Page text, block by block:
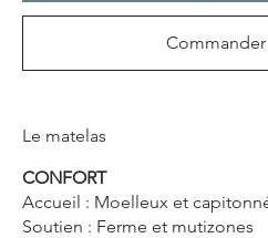
Le matelas
CONFORT
Accueil : Moelleux et
Soutien : Ferme et mutizones